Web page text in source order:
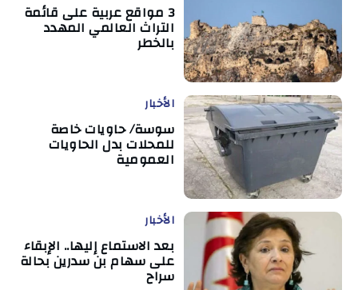
3 مواقع عربية على قائمة
التراث العالمي المهدد
بالخطر
الأخبار
سوسة/ حاويات خاصة
للمحلات بدل الحاويات
العمومية
الأخبار
بعد الاستماع إليها.. الإبقاء
على سهام بن سدرين بحالة
سراح